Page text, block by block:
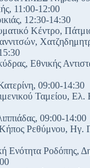
11:00-12:00
12:30-14:30
Κέντρο,
Εθνικής
09:00-14:30
Ταμείου, Ελ.
09:00-14:00
Ρεθύμνου, Ηγ.
Ενότητα Ροδόπης,